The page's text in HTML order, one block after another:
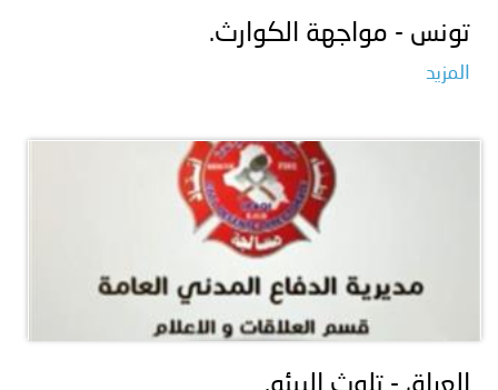
تونس - مواجهة الكوارث.
المزيد